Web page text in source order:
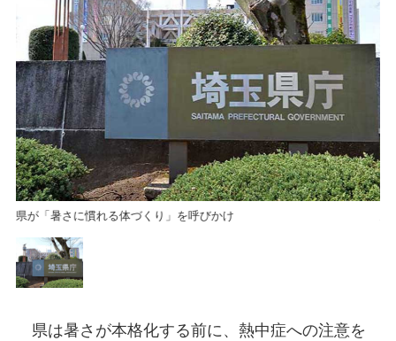
県が「暑さに慣れる体づくり」を呼びかけ
県は暑さが本格化する前に、熱中症への注意を